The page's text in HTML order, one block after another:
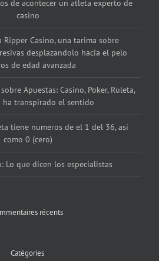
de acontecer un atleta experto de
casino
Ripper Casino, una tarima sobre
desplazandolo hacia el pelo
de edad avanzada
Apuestas: Casino, Poker, Ruleta,
ha transpirado el sentido
tiene numeros de el 1 del 36, asi
como 0 (cero)
Lo que dicen los especialistas
récents
Catégories